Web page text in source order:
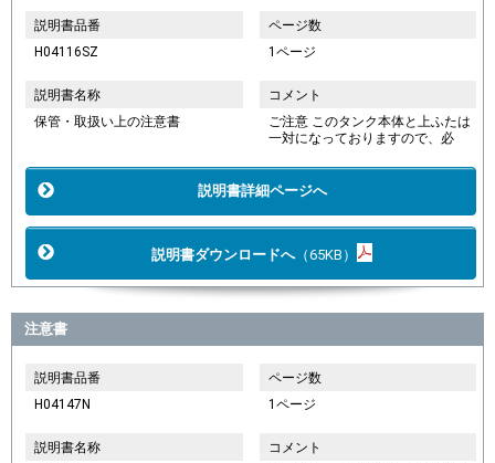
説明書品番
H04116SZ
ページ数
1ページ
説明書名称
保管・取扱い上の注意書
コメント
ご注意 このタンク本体と上ふたは
一対になっておりますので、必
説明書詳細ページへ
説明書ダウンロードへ（65KB）
注意書
説明書品番
H04147N
ページ数
1ページ
説明書名称
コメント